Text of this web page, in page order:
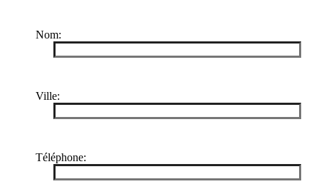
Nom:
Ville:
Téléphone: